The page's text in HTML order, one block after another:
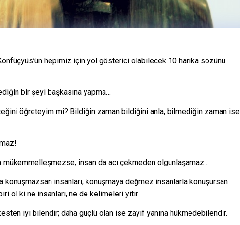
hepimiz için yol gösterici olabilecek 10 harika sözünü
bir şeyi başkasına yapma…
öğreteyim mi? Bildiğin zaman bildiğini anla, bilmediğin zaman ise
mükemmelleşmezse, insan da acı çekmeden olgunlaşamaz…
konuşmazsan insanları, konuşmaya değmez insanlarla konuşursan
ol ki ne insanları, ne de kelimeleri yitir.
iyi bilendir; daha güçlü olan ise zayıf yanına hükmedebilendir.